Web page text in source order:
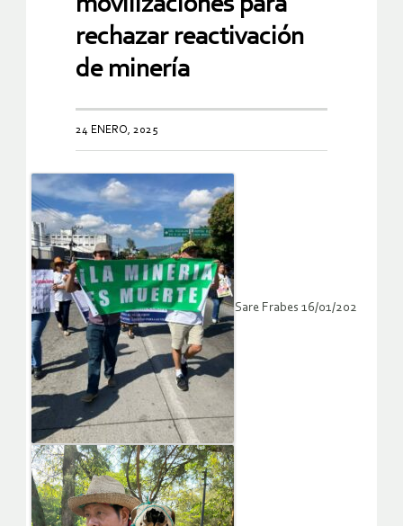
rechazar reactivación
de minería
24 ENERO, 2025
Sare Frabes 16/01/202